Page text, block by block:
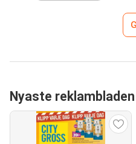
Nyaste reklambladen